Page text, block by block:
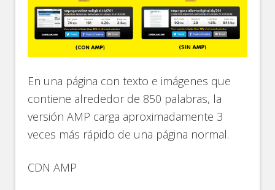
En una página con texto e imágenes que
contiene alrededor de 850 palabras, la
versión AMP carga aproximadamente 3
veces más rápido de una página normal.
CDN AMP